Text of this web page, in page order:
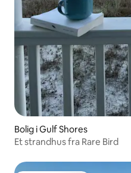
Bolig i Gulf Shores
Et strandhus fra Rare Bird